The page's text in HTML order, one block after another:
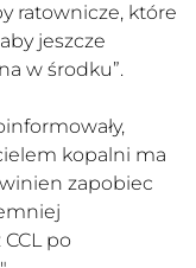
ratownicze, które
jeszcze
w środku”.
kopalni ma
zapobiec
po